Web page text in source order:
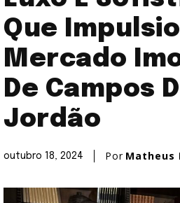
Que
Mercado
De Campos
Jordão
outubro 18, 2024 Por Matheus